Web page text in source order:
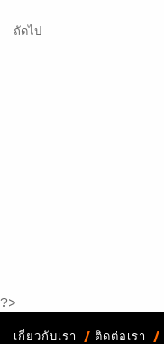
ถัดไป
?>
เกี่ยวกับเรา ติดต่อเรา